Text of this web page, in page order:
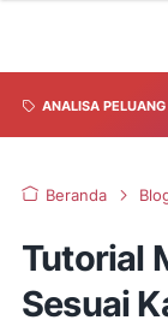
ANALISA
Beranda
Tutorial
Sesuai